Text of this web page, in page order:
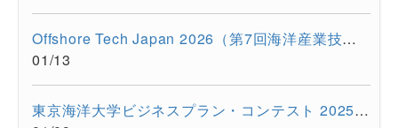
Offshore Tech Japan 2026（第7回海洋産業技術展） に出展します...
01/13
東京海洋大学ビジネスプラン・コンテスト 2025開催報告